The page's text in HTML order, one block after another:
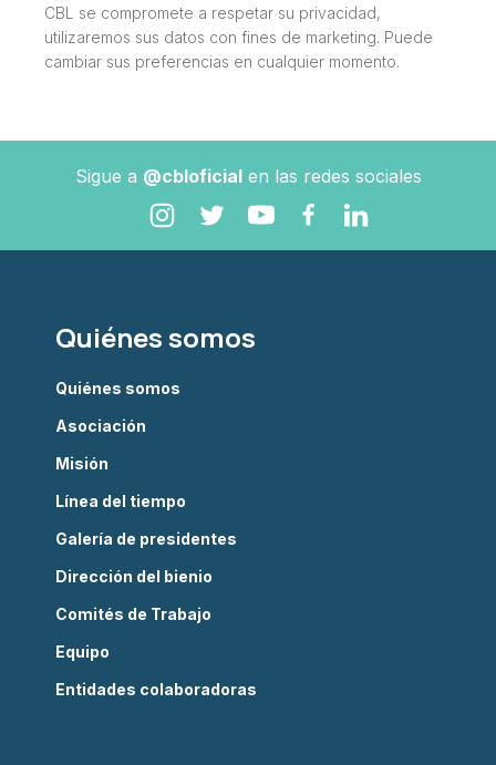
CBL se compromete a respetar su privacidad,
utilizaremos sus datos con fines de marketing. Puede
cambiar sus preferencias en cualquier momento.
Sigue a @cbloficialen las redes sociales
Quiénes somos
Quiénes somos
Asociación
Misión
Línea del tiempo
Galería de presidentes
Dirección del bienio
Comités de Trabajo
Equipo
Entidades colaboradoras